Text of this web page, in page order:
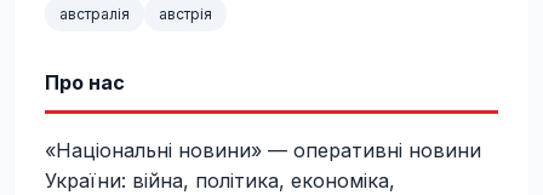
австралія
австрія
Про нас
«Національні новини» — оперативні новини
України: війна, політика, економіка,